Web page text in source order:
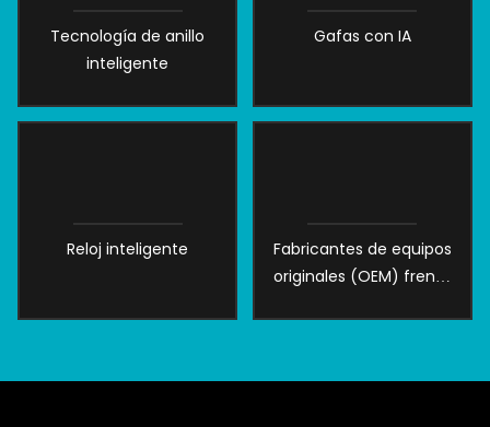
Tecnología de anillo
inteligente
Gafas con IA
Reloj inteligente
Fabricantes de equipos
originales (OEM) frente